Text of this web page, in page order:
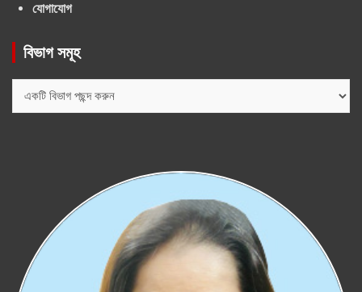
যোগাযোগ
বিভাগ সমূহ